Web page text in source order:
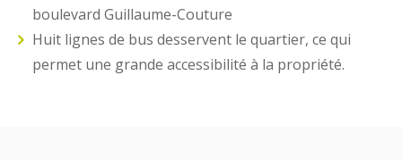
boulevard Guillaume-Couture
Huit lignes de bus desservent le quartier, ce qui
permet une grande accessibilité à la propriété.